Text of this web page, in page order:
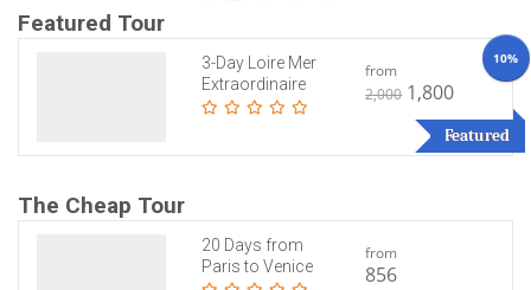
Featured Tour
Featured
3-Day Loire Mer
Extraordinaire
from
2,0001,800
10%
The Cheap Tour
20 Days from
Paris to Venice
from
856